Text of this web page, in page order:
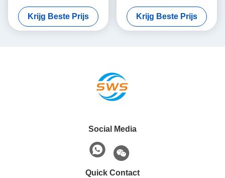
Single Valve Eccentric Nose
Aluminium Alloy Float Shoe
voor de olie- en gasindustrie
Krijg Beste Prijs
schroefdraad gesp
dubbelkleps automatische
vul drijverkraag hogedruk
Krijg Beste Prijs
Social Media
Quick Contact